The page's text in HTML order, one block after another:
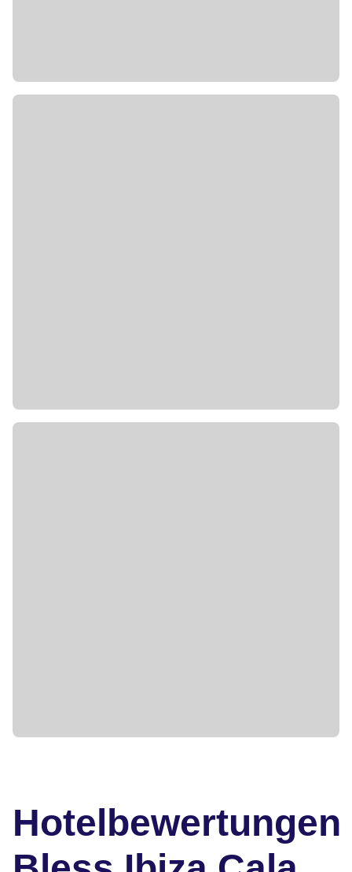
Hotelbewertungen